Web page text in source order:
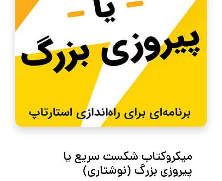
میکروکتاب شکست سریع یا
پیروزی بزرگ (نوشتاری)